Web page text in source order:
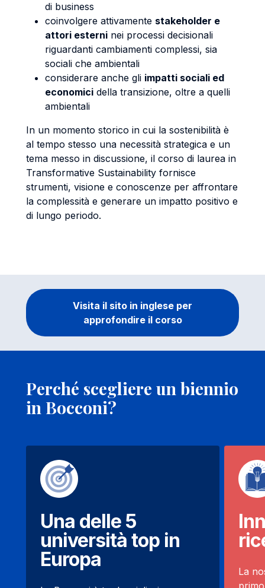
di business
coinvolgere attivamente stakeholder e
attori esterni nei processi decisionali
riguardanti cambiamenti complessi, sia
sociali che ambientali
considerare anche gli impatti sociali ed
economici della transizione, oltre a quelli
ambientali
In un momento storico in cui la sostenibilità è
al tempo stesso una necessità strategica e un
tema messo in discussione, il corso di laurea in
Transformative Sustainability fornisce
strumenti, visione e conoscenze per affrontare
la complessità e generare un impatto positivo e
di lungo periodo.
Visita il sito in inglese per
approfondire il corso
Perché scegliere un biennio
in Bocconi?
Una delle 5
università top in
Europa
La